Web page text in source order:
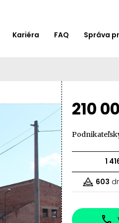
Kariéra FAQ Správa
210
1
603